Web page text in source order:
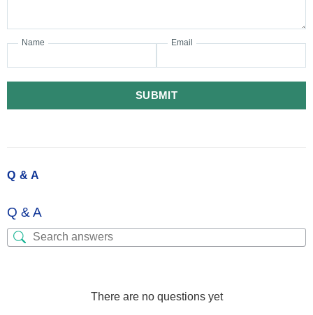
Name Email
SUBMIT
Q & A
Q & A
There are no questions yet